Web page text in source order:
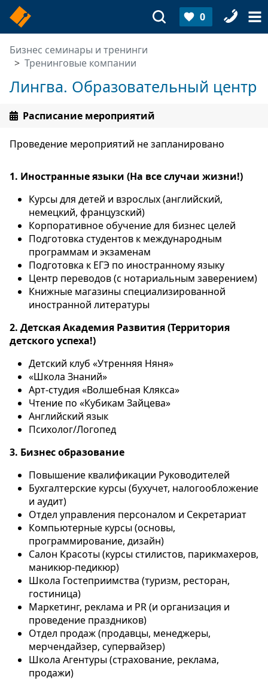
0
Бизнес семинары и тренинги
Тренинговые компании
Лингва. Образовательный центр
Расписание мероприятий
Проведение мероприятий не запланировано
1. Иностранные языки (На все случаи жизни!)
Курсы для детей и взрослых (английский,
немецкий, французский)
Корпоративное обучение для бизнес целей
Подготовка студентов к международным
программам и экзаменам
Подготовка к ЕГЭ по иностранному языку
Центр переводов (с нотариальным заверением)
Книжные магазины специализированной
иностранной литературы
2. Детская Академия Развития (Территория
детского успеха!)
Детский клуб «Утренняя Няня»
«Школа Знаний»
Арт-студия «Волшебная Клякса»
Чтение по «Кубикам Зайцева»
Английский язык
Психолог/Логопед
3. Бизнес образование
Повышение квалификации Руководителей
Бухгалтерские курсы (бухучет, налогообложение
и аудит)
Отдел управления персоналом и Секретариат
Компьютерные курсы (основы,
программирование, дизайн)
Салон Красоты (курсы стилистов, парикмахеров,
маникюр-педикюр)
Школа Гостеприимства (туризм, ресторан,
гостиница)
Маркетинг, реклама и PR (и организация и
проведение праздников)
Отдел продаж (продавцы, менеджеры,
мерчендайзер, супервайзер)
Школа Агентуры (страхование, реклама,
продажи)